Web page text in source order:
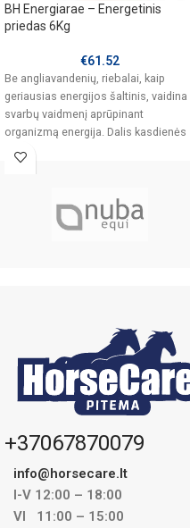
BH Energiarae – Energetinis
priedas 6Kg
€61.52
Be angliavandenių, riebalai, kaip
geriausias energijos šaltinis, vaidina
svarbų vaidmenį aprūpinant
organizmą energija. Dalis kasdienės
energijos reikalingos žirgams gali būti
+37067870079
info@horsecare.lt
I-V 12:00 – 18:00
VI 11:00 – 15:00